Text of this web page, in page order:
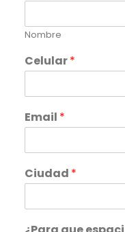
Nombre
Celular*
Email *
Ciudad *